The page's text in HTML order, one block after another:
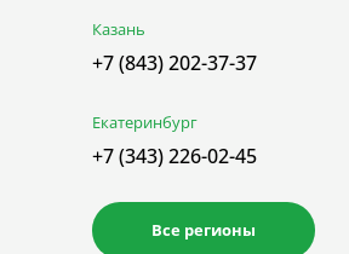
Казань
+7 (843) 202-37-37
Екатеринбург
+7 (343) 226-02-45
Все регионы